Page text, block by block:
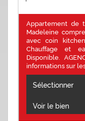
Appartement de
Madeleine
avec coin
Chauffage et
Disponible.
informations sur
Sélectionner
Voir le bien